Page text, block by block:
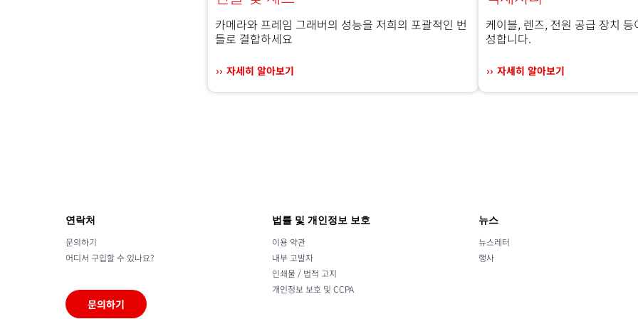
카메라와 프레임 그래버의 성능을 저희의 포괄적인 번
들로 결합하세요
자세히 알아보기
케이블, 렌즈, 전원 공급 장치
성합니다.
자세히 알아보기
연락처
문의하기
어디서 구입할 수 있나요?
문의하기
법률 및 개인정보 보호
이용 약관
내부 고발자
인쇄물 / 법적 고지
개인정보 보호 및 CCPA
뉴스
뉴스레터
행사